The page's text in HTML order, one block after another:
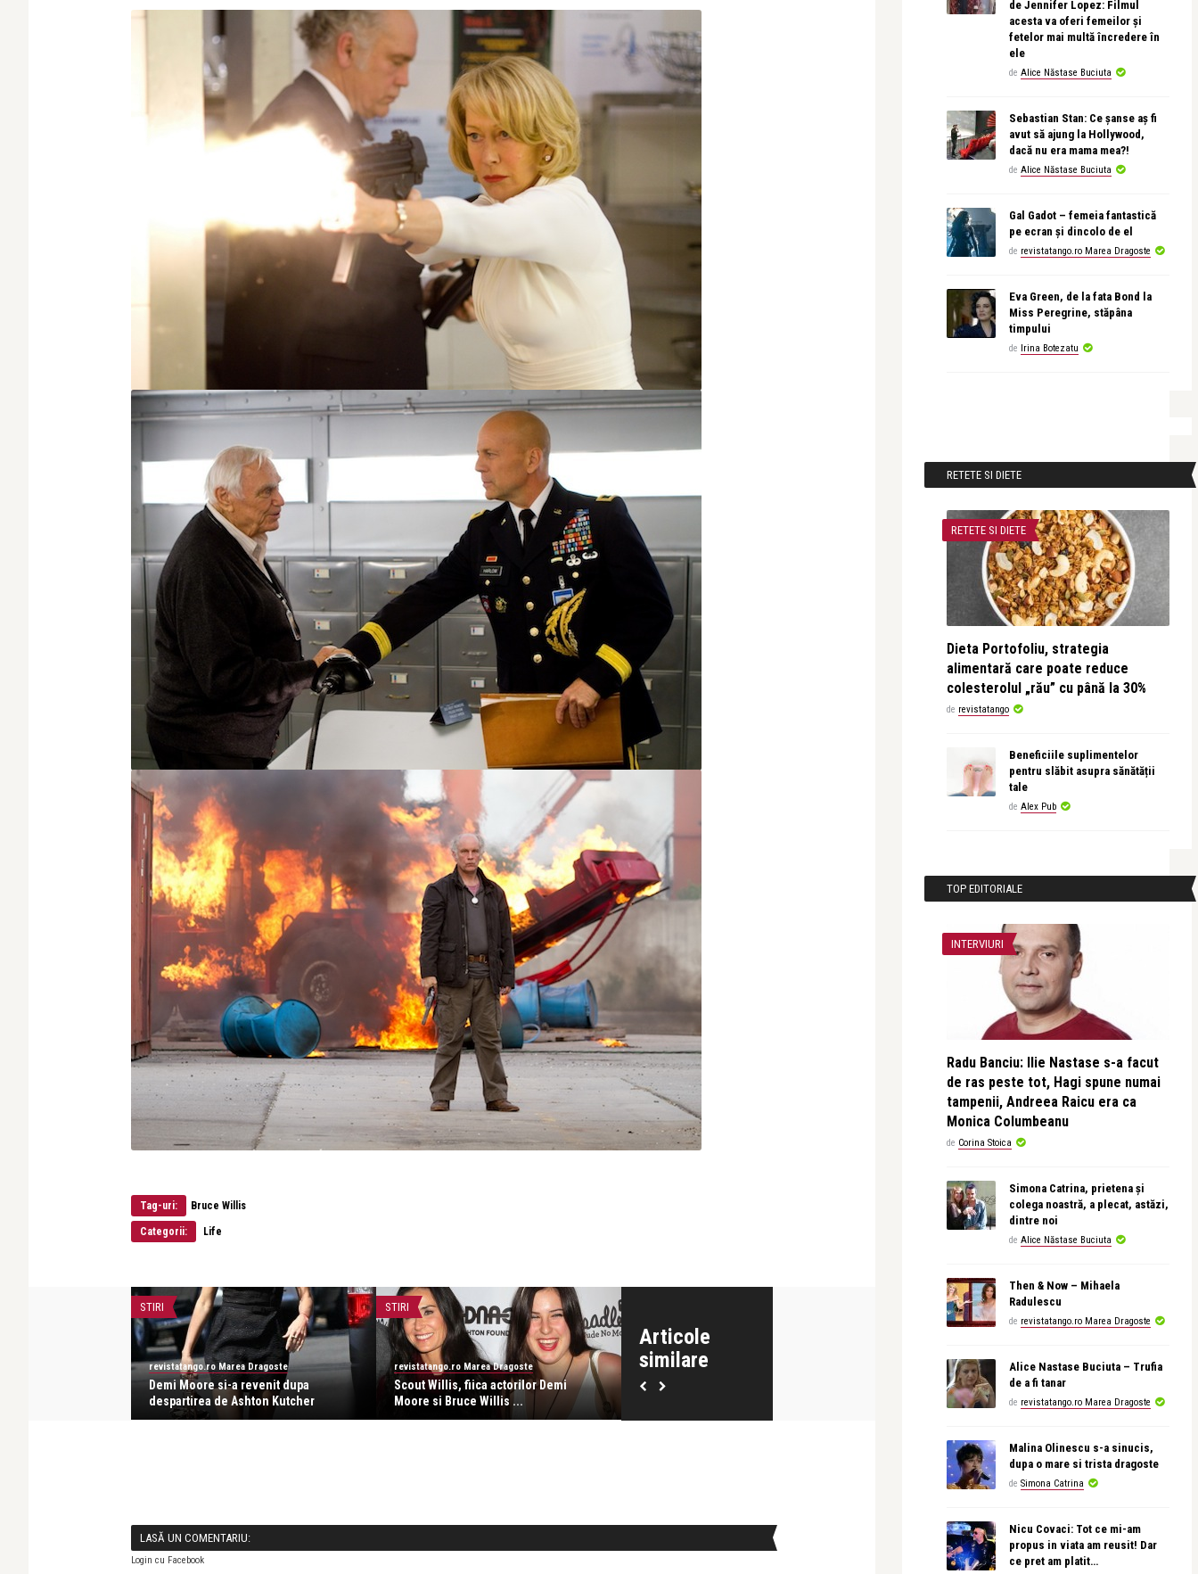
Tag-uri: Bruce Willis
Categorii: Life
Articole
similare
STIRI
revistatango.ro Marea Dragoste
Demi Moore si-a revenit dupa
despartirea de Ashton Kutcher
STIRI
revistatango.ro Marea Dragoste
Scout Willis, fiica actorilor Demi
Moore si Bruce Willis ...
revistatango.ro Marea Dragoste
Are inca o fata! Bruce Willis a devenit
revistatango.ro Marea Dragoste
Un film cu Bruce Willis si Edward
Norton va deschide Fes ...
rol
LASĂ UN COMENTARIU:
Login cu Facebook
de Jennifer Lopez: Filmul
acesta va oferi femeilor și
fetelor mai multă încredere în
ele
de Alice Năstase Buciuta
Sebastian Stan: Ce șanse aș fi
avut să ajung la Hollywood,
dacă nu era mama mea?!
de Alice Năstase Buciuta
Gal Gadot – femeia fantastică
pe ecran și dincolo de el
de revistatango.ro Marea Dragoste
Eva Green, de la fata Bond la
Miss Peregrine, stăpâna
timpului
de Irina Botezatu
RETETE SI DIETE
RETETE SI DIETE
Dieta Portofoliu, strategia
alimentară care poate reduce
colesterolul „rău” cu până la 30%
de revistatango
Beneficiile suplimentelor
pentru slăbit asupra sănătății
tale
de Alex Pub
TOP EDITORIALE
INTERVIURI
Radu Banciu: Ilie Nastase s-a facut
de ras peste tot, Hagi spune numai
tampenii, Andreea Raicu era ca
Monica Columbeanu
de Corina Stoica
Simona Catrina, prietena și
colega noastră, a plecat, astăzi,
dintre noi
de Alice Năstase Buciuta
Then & Now – Mihaela
Radulescu
de revistatango.ro Marea Dragoste
Alice Nastase Buciuta – Trufia
de a fi tanar
de revistatango.ro Marea Dragoste
Malina Olinescu s-a sinucis,
dupa o mare si trista dragoste
de Simona Catrina
Nicu Covaci: Tot ce mi-am
propus in viata am reusit! Dar
ce pret am platit…